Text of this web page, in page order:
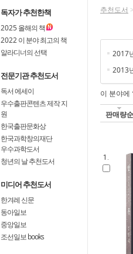
독자가 추천한책
2025올해의 책
2022이 분야 최고의 책
알라디너의 선택
전문기관 추천도서
독서 에세이
우수출판콘텐츠 제작 지
원
한국출판문화상
한국과학창의재단
우수과학도서
청년의 날 추천도서
미디어 추천도서
한겨레 신문
동아일보
중앙일보
조선일보 books
추천도서
2017
2013
이 분야에
판매량순
1.